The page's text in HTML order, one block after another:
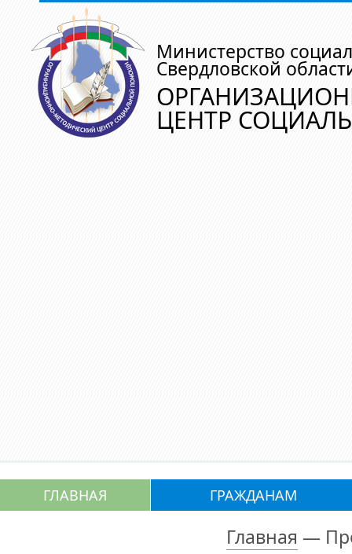
Министерство
Свердловской
ЦЕНТР
ГЛАВНАЯ ГРАЖДАНАМ
Главная —